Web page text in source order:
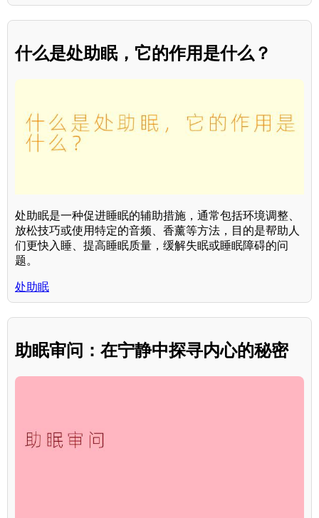
什么是处助眠，它的作用是什么？
处助眠是一种促进睡眠的辅助措施，通常包括环境调整、
放松技巧或使用特定的音频、香薰等方法，目的是帮助人
们更快入睡、提高睡眠质量，缓解失眠或睡眠障碍的问
题。
处助眠
助眠审问：在宁静中探寻内心的秘密